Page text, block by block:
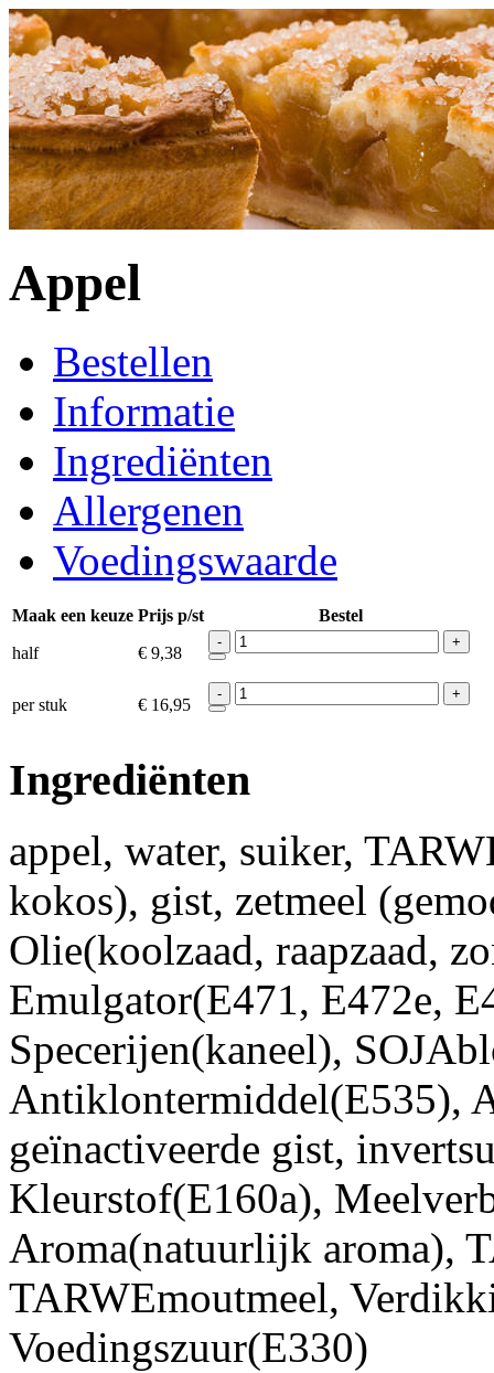
Appel
Bestellen
Informatie
Ingrediënten
Allergenen
Voedingswaarde
Maak een keuze Prijs p/st
Bestel
half
€ 9,38
- +
per stuk € 16,95
- +
Ingrediënten
appel, water, suiker,
kokos), gist, zetmeel
Olie(koolzaad, raapzaad,
Emulgator(E471, E472e,
Specerijen(kaneel),
Antiklontermiddel(E535),
geïnactiveerde gist,
Kleurstof(E160a),
Aroma(natuurlijk aroma),
TARWEmoutmeel,
Voedingszuur(E330)